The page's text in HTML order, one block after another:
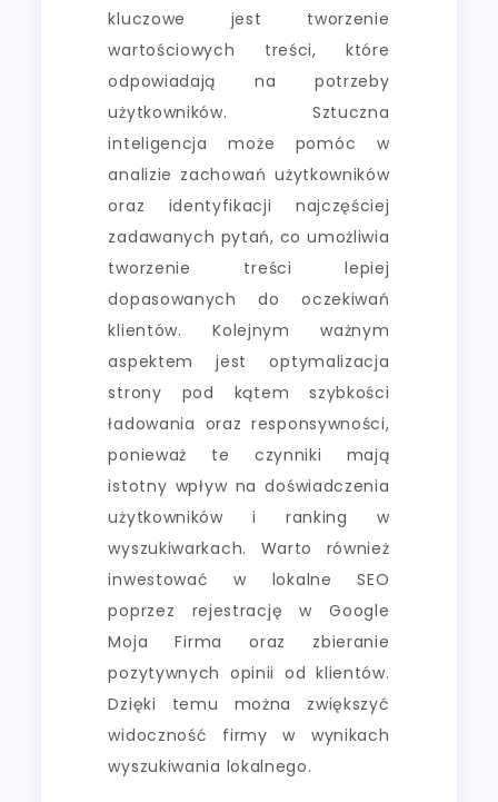
kluczowe jest tworzenie
wartościowych treści, które
odpowiadają na potrzeby
użytkowników. Sztuczna
inteligencja może pomóc w
analizie zachowań użytkowników
oraz identyfikacji najczęściej
zadawanych pytań, co umożliwia
tworzenie treści lepiej
dopasowanych do oczekiwań
klientów. Kolejnym ważnym
aspektem jest optymalizacja
strony pod kątem szybkości
ładowania oraz responsywności,
ponieważ te czynniki mają
istotny wpływ na doświadczenia
użytkowników i ranking w
wyszukiwarkach. Warto również
inwestować w lokalne SEO
poprzez rejestrację w Google
Moja Firma oraz zbieranie
pozytywnych opinii od klientów.
Dzięki temu można zwiększyć
widoczność firmy w wynikach
wyszukiwania lokalnego.